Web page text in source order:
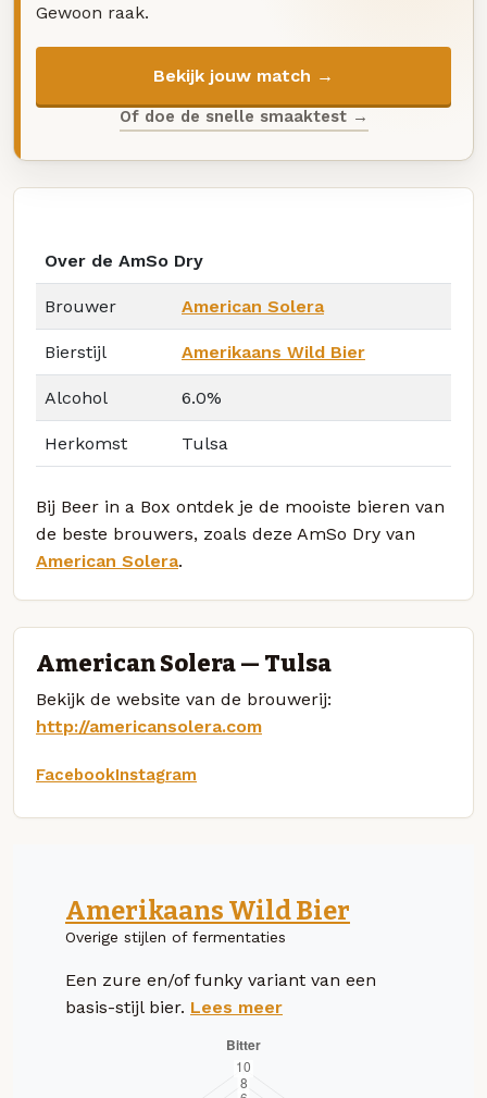
Gewoon raak.
Bekijk jouw match →
Of doe de snelle smaaktest →
Over de AmSo Dry
Brouwer American Solera
Bierstijl Amerikaans Wild Bier
Alcohol 6.0%
Herkomst Tulsa
Bij Beer in a Box ontdek je de mooiste bieren van
de beste brouwers, zoals deze AmSo Dry van
American Solera.
American Solera — Tulsa
Bekijk de website van de brouwerij:
http://americansolera.com
FacebookInstagram
Amerikaans Wild Bier
Overige stijlen of fermentaties
Een zure en/of funky variant van een
basis-stijl bier. Lees meer